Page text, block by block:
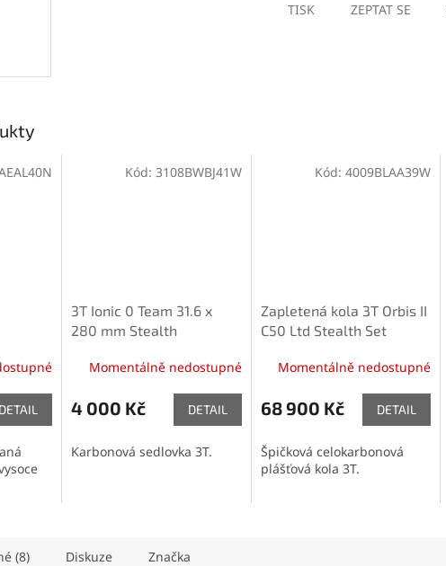
TISK ZEPTAT SE
DETAIL
3T Ionic 0 Team 31.6 x
280 mm Stealth
Momentálně nedostupné
4 000 Kč DETAIL
Karbonová sedlovka 3T.
Kód: 3108BWBJ41W
Zapletená kola 3T Orbis II
C50 Ltd Stealth Set
Momentálně nedostupné
68 900 Kč DETAIL
Špičková celokarbonová
plášťová kola 3T.
Kód:4009BLAA39W
(8) Diskuze Značka